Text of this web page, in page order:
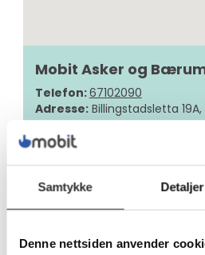
Samtykke Detaljer
Denne nettsiden anvender
Mobit Asker og
Telefon:67102090
Adresse:Billingstadsletta 19A,
Send epost